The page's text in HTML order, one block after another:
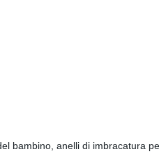
bambino, anelli di imbracatura